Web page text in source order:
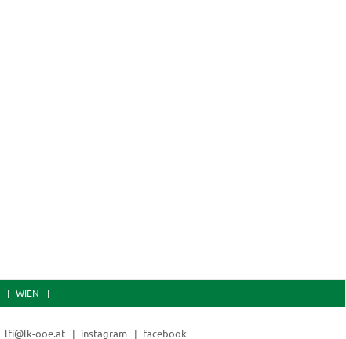
WIEN
lfi@lk-ooe.at instagram facebook